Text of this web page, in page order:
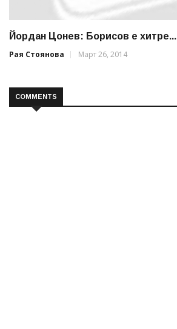
Йордан Цонев: Борисов е хитре...
Рая Стоянова
Март 26, 2014
COMMENTS